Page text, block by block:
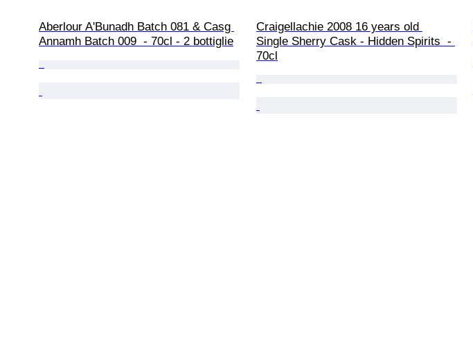
Aberlour A'Bunadh Batch 081 & Casg
Annamh Batch 009  - 70cl - 2 bottiglie
Craigellachie 2008 16 years old
Single Sherry Cask - Hidden Spirits  -
70cl